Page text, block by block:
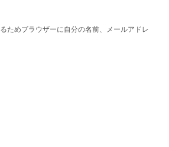
ためブラウザーに自分の名前、メールアドレ